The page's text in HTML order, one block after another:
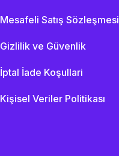
Mesafeli Satış Sözleşmesi
Gizlilik ve Güvenlik
İptal İade Koşullari
Kişisel Veriler Politikası